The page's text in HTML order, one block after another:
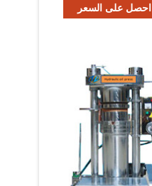
احصل على السعر